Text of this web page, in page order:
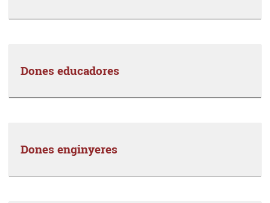
Dones educadores
Dones enginyeres